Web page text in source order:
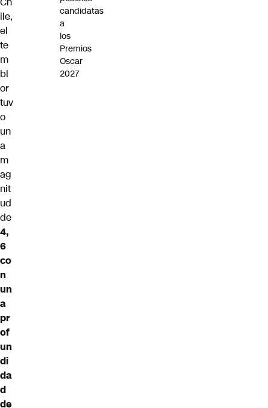
ile,
el
te
m
bl
or
tuv
o
un
a
m
ag
nit
ud
de
4,
6
co
n
un
a
pr
of
un
di
da
d
de
candidatas
a
los
Premios
Oscar
2027